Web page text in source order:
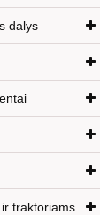
dalys
traktoriams